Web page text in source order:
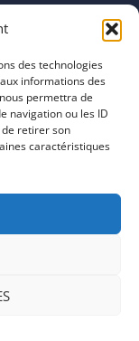
des technologies
informations des
permettra de
navigation ou les ID
de retirer son
caractéristiques